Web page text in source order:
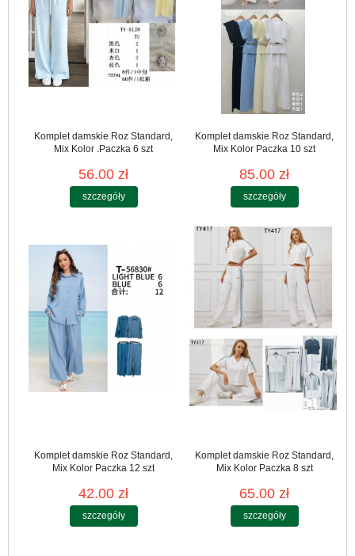
Komplet damskie Roz Standard,
Mix Kolor .Paczka 6 szt
56.00 zł
szczegóły
Komplet damskie Roz Standard,
Mix Kolor Paczka 10 szt
85.00 zł
szczegóły
Komplet damskie Roz Standard,
Mix Kolor Paczka 12 szt
42.00 zł
szczegóły
Komplet damskie Roz Standard,
Mix Kolor Paczka 8 szt
65.00 zł
szczegóły